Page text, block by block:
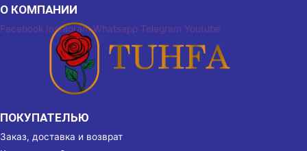
О КОМПАНИИ
Facebook Instagram Whatsapp Telegram Youtube
ПОКУПАТЕЛЬЮ
Заказ, доставка и возврат